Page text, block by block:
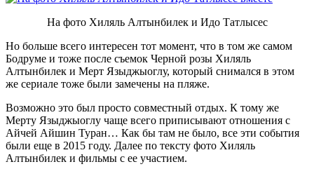
На фото Хиляль Алтынбилек и Идо Татлысес
Но больше всего интересен тот момент, что в том же самом
Бодруме и тоже после съемок Черной розы Хиляль
Алтынбилек и Мерт Языджыоглу, который снимался в этом
же сериале тоже были замечены на пляже.
Возможно это был просто совместный отдых. К тому же
Мерту Языджыоглу чаще всего приписывают отношения с
Айчей Айшин Туран… Как бы там не было, все эти события
были еще в 2015 году. Далее по тексту фото Хиляль
Алтынбилек и фильмы с ее участием.